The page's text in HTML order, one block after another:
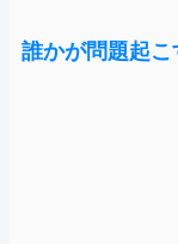
誰かが問題起